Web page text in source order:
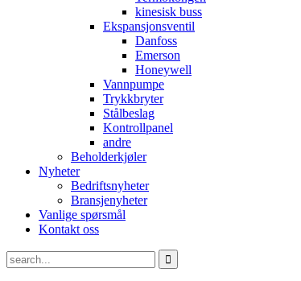
kinesisk buss
Ekspansjonsventil
Danfoss
Emerson
Honeywell
Vannpumpe
Trykkbryter
Stålbeslag
Kontrollpanel
andre
Beholderkjøler
Nyheter
Bedriftsnyheter
Bransjenyheter
Vanlige spørsmål
Kontakt oss